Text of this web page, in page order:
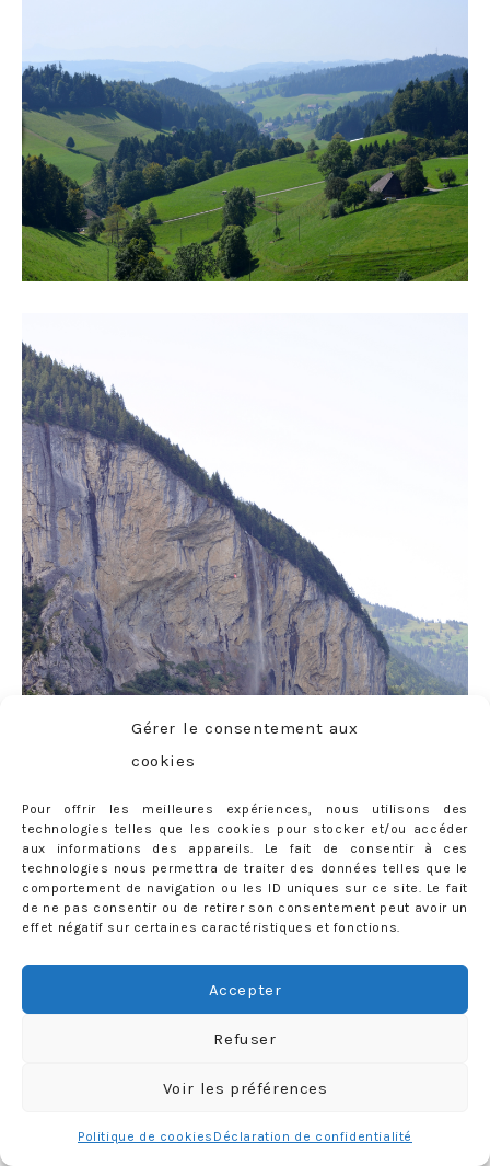
Gérer le consentement aux
cookies
Pour offrir les meilleures expériences, nous utilisons des
technologies telles que les cookies pour stocker et/ou accéder
aux informations des appareils. Le fait de consentir à ces
technologies nous permettra de traiter des données telles que le
comportement de navigation ou les ID uniques sur ce site. Le fait
de ne pas consentir ou de retirer son consentement peut avoir un
effet négatif sur certaines caractéristiques et fonctions.
Accepter
Refuser
Voir les préférences
Politique de cookies Déclaration de confidentialité